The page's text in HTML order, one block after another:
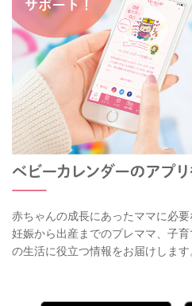
赤ちゃんの成長にあったママに必要
妊娠から出産までのプレママ、子
の生活に役立つ情報をお届けします